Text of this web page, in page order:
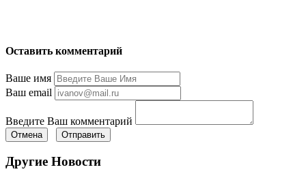
Оставить комментарий
Ваше имя
Ваш email
Введите Ваш комментарий
Отмена Отправить
Другие Новости